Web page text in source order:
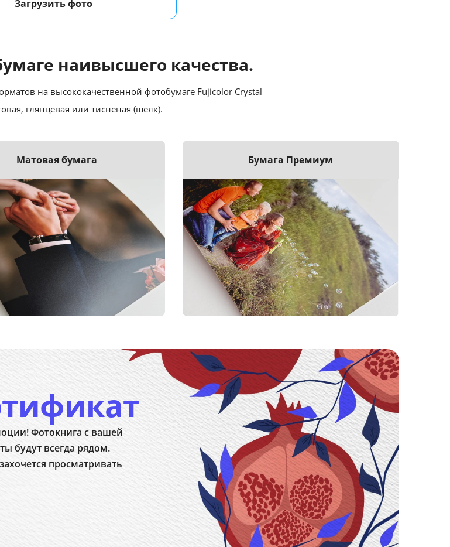
Загрузить фото
наивысшего качества.
на высококачественной фотобумаге Fujicolor Crystal
глянцевая или тиснёная (шёлк).
Матовая бумага Бумага Премиум
Фотокнига с вашей
будут всегда рядом.
просматривать